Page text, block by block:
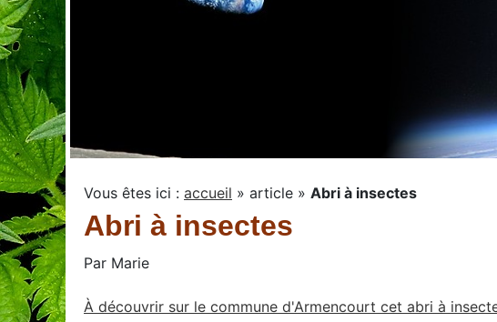
Bulletin d'adhésion
Vous êtes ici : accueil » article » Abri à insectes
Abri à insectes
Par Marie
À découvrir sur le commune d'Armencourt cet abri à